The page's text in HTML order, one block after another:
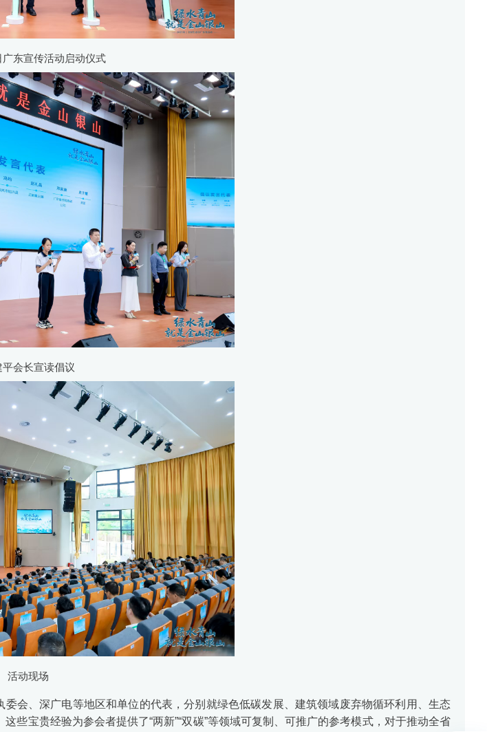
东宣传活动启动仪式
平会长宣读倡议
活动现场
会、深广电等地区和单位的代表，分别就绿色低碳发展、建筑领域废弃物循环利用、生态
些宝贵经验为参会者提供了“两新”“双碳”等领域可复制、可推广的参考模式，对于推动全省